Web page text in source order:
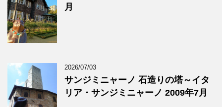
月
2026/07/03
サンジミニャーノ 石造りの塔～イタ
リア・サンジミニャーノ 2009年7月